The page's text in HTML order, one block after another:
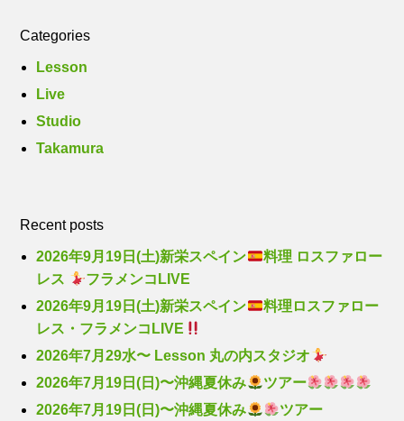
Categories
Lesson
Live
Studio
Takamura
Recent posts
2026年9月19日(土)新栄スペイン
料理 ロスファロー
レス
フラメンコLIVE
2026年9月19日(土)新栄スペイン
料理ロスファロー
レス・フラメンコLIVE
2026年7月29水〜 Lesson 丸の内スタジオ
2026年7月19日(日)〜沖縄夏休み
ツアー
2026年7月19日(日)〜沖縄夏休み
ツアー